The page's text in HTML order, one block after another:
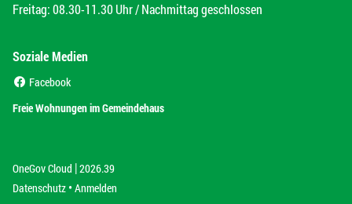
Freitag: 08.30-11.30 Uhr / Nachmittag geschlossen
Soziale Medien
Facebook
Freie Wohnungen im Gemeindehaus
OneGov Cloud (External Link)
|2026.39
Datenschutz (External Link)
Anmelden